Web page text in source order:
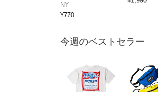
NY
¥770
今週のベストセラー